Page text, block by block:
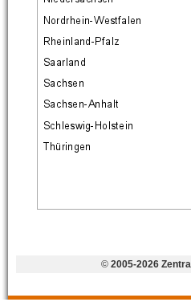
© 2005-2026